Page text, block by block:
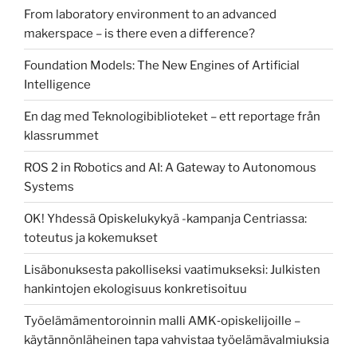
From laboratory environment to an advanced
makerspace – is there even a difference?
Foundation Models: The New Engines of Artificial
Intelligence
En dag med Teknologibiblioteket – ett reportage från
klassrummet
ROS 2 in Robotics and AI: A Gateway to Autonomous
Systems
OK! Yhdessä Opiskelukykyä -kampanja Centriassa:
toteutus ja kokemukset
Lisäbonuksesta pakolliseksi vaatimukseksi: Julkisten
hankintojen ekologisuus konkretisoituu
Työelämämentoroinnin malli AMK‑opiskelijoille –
käytännönläheinen tapa vahvistaa työelämävalmiuksia